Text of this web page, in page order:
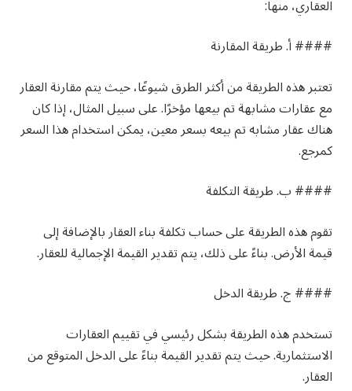
العقاري، منها:
#### أ. طريقة المقارنة
تعتبر هذه الطريقة من أكثر الطرق شيوعًا، حيث يتم مقارنة العقار
مع عقارات مشابهة تم بيعها مؤخرًا. على سبيل المثال، إذا كان
هناك عقار مشابه تم بيعه بسعر معين، يمكن استخدام هذا السعر
كمرجع.
#### ب. طريقة التكلفة
تقوم هذه الطريقة على حساب تكلفة بناء العقار بالإضافة إلى
قيمة الأرض. بناءً على ذلك، يتم تقدير القيمة الإجمالية للعقار.
#### ج. طريقة الدخل
تستخدم هذه الطريقة بشكل رئيسي في تقييم العقارات
الاستثمارية. حيث يتم تقدير القيمة بناءً على الدخل المتوقع من
العقار.